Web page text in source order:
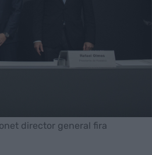
director general fira